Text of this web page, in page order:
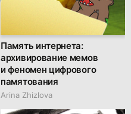
Память интернета:
архивирование мемов
и феномен цифрового
памятования
Arina Zhizlova